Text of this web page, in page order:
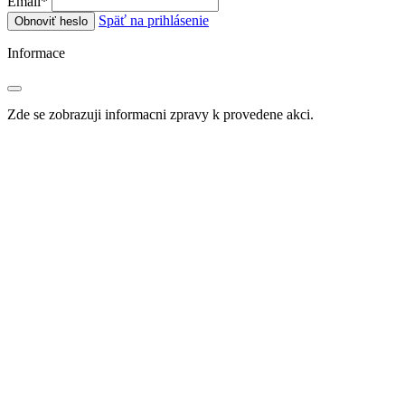
Obnoviť heslo Späť na prihlásenie
Informace
Zde se zobrazuji informacni zpravy k provedene akci.